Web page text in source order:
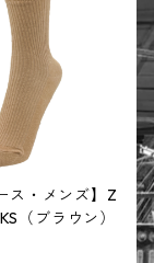
ス・メンズ】Z
（ブラウン）